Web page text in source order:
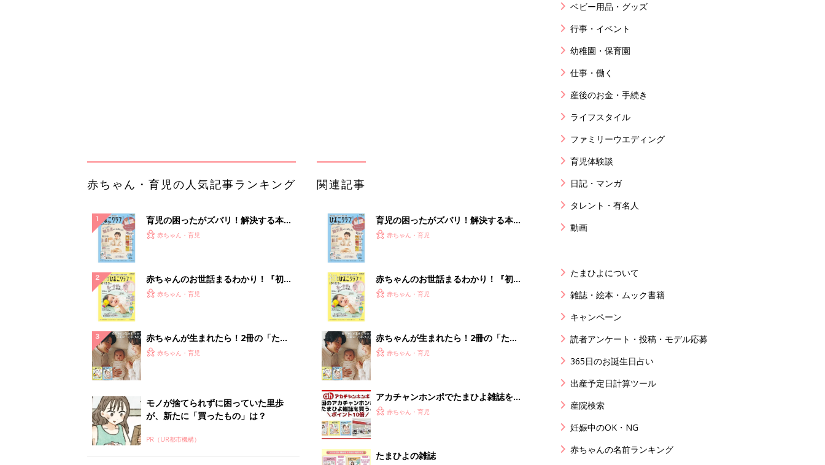
が、新たに「買ったもの」は？
PR（UR都市機構）
ランキングをもっと見る
っかり拭けるロボット掃除機
PR（Dreame）
赤ちゃん・育児の人気テーマ
ベビー用品・グッズ
行事・イベント
幼稚園・保育園
仕事・働く
産後のお金・手続き
ライフスタイル
ファミリーウエディング
育児体験談
日記・マンガ
タレント・有名人
動画
たまひよについて
雑誌・絵本・ムック書籍
キャンペーン
読者アンケート・投稿・モデル応募
365日のお誕生日占い
出産予定日計算ツール
産院検索
妊娠中のOK・NG
赤ちゃんの名前ランキング